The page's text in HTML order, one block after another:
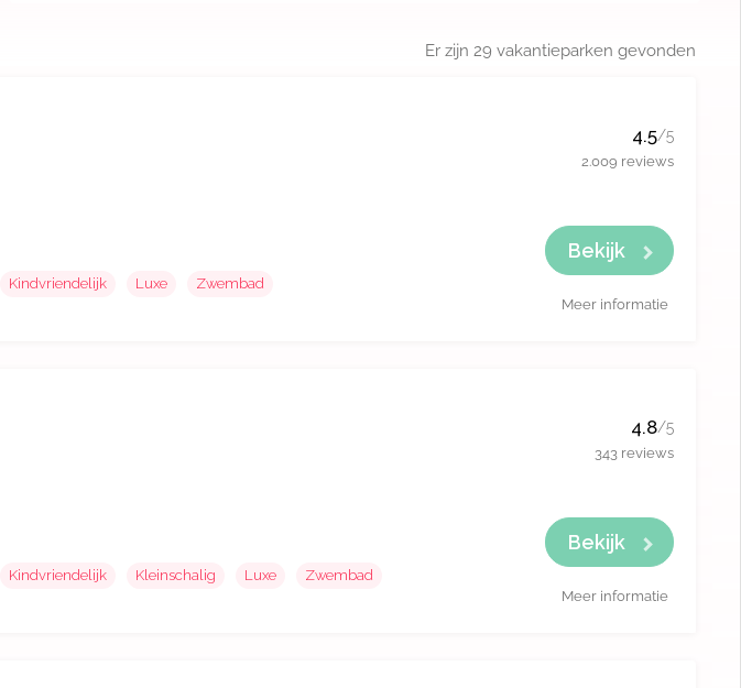
Er zijn 29 vakantieparken gevonden
4.5/5
2.009 reviews
Kindvriendelijk Luxe Zwembad
Bekijk
Meer informatie
4.8/5
343 reviews
Kindvriendelijk Kleinschalig Luxe Zwembad
Bekijk
Meer informatie